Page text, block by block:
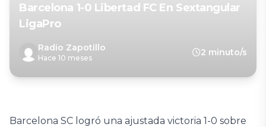
Barcelona 1-0 Libertad FC En Sextangular
LigaPro
Radio Zapotillo
Hace 10 meses
2 minuto/s
Barcelona SC logró una ajustada victoria 1-0 sobre